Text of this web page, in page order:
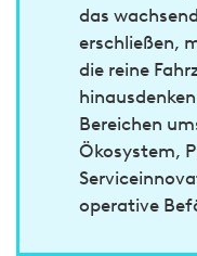
das
erschließen,
die reine
Bereichen
Ökosystem,
operative